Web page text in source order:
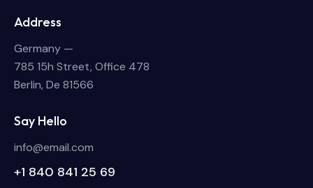
Address
Germany —
785 15h Street, Office 478
Berlin, De 81566
Say Hello
info@email.com
+1 840 841 25 69